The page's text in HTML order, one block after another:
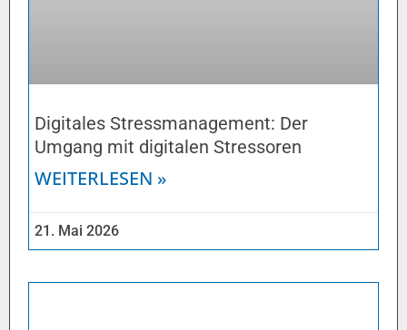
Digitales Stressmanagement: Der
Umgang mit digitalen Stressoren
WEITERLESEN »
21. Mai 2026